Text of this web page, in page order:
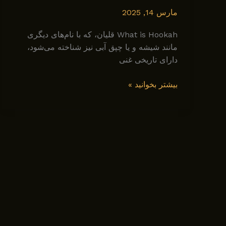
مارس 14, 2025
What is Hookah قلیان، که با نام‌های دیگری
مانند شیشه و یا چپق آبی نیز شناخته می‌شود،
دارای تاریخی غنی
تاریخچه
بیشتر بخوانید »